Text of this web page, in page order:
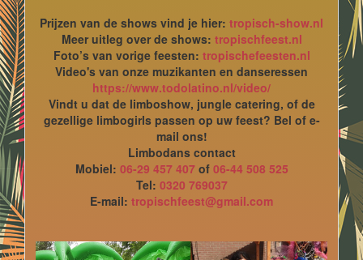
Prijzen van de shows vind je hier: tropisch-show.nl
Meer uitleg over de shows: tropischfeest.nl
Foto’s van vorige feesten: tropischefeesten.nl
Video's van onze muzikanten en danseressen
https://www.todolatino.nl/video/
Vindt u dat de limboshow, jungle catering, of de
gezellige limbogirls passen op uw feest? Bel of e-
mail ons!
Limbodans contact
Mobiel: 06-29 457 407of 06-44 508 525
Tel: 0320 769037
E-mail: tropischfeest@gmail.com